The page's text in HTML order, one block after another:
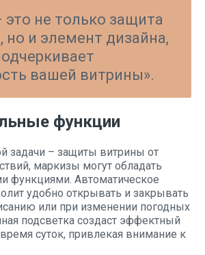
не только защита
но и элемент дизайна,
вашей витрины».
функции
задачи – защиты витрины от
маркизы могут обладать
функциями. Автоматическое
удобно открывать и закрывать
или при изменении погодных
подсветка создаст эффектный
суток, привлекая внимание к